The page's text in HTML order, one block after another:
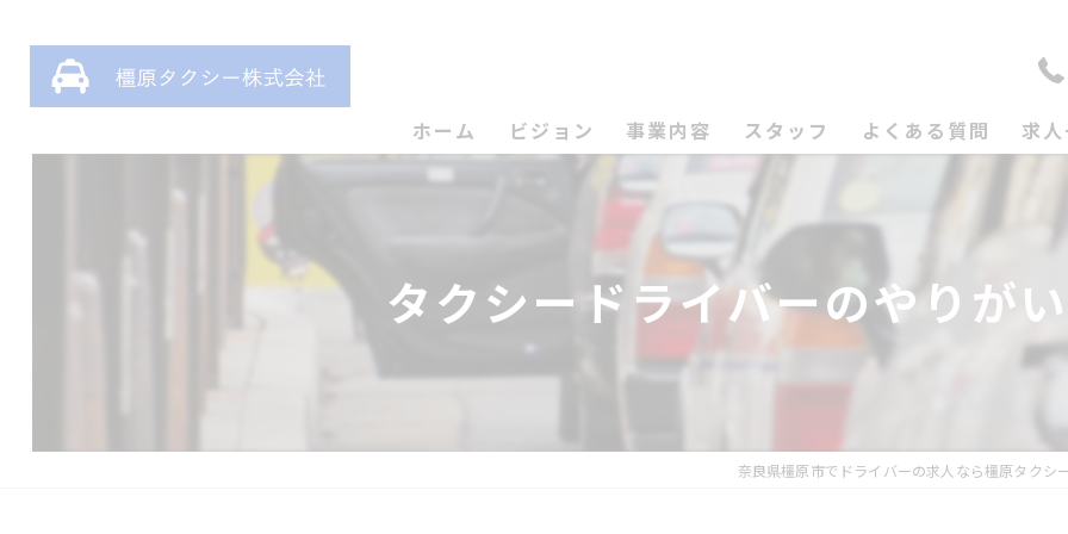
ホーム ビジョン 事業内容 スタッフ よくある質問 求
タクシードライバーのやりが
奈良県橿原市でドライバーの求人なら橿原タクシ